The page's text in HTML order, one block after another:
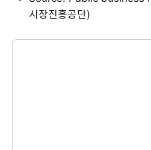
시장진흥공단)